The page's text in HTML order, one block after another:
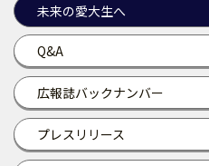
未来の愛大生へ
Q&A
広報誌バックナンバー
プレスリリース